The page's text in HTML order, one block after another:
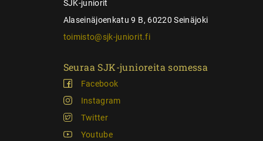
SJK-juniorit
Alaseinäjoenkatu 9 B, 60220 Seinäjoki
toimisto@sjk-juniorit.fi
Seuraa SJK-junioreita somessa
Facebook
Instagram
Twitter
Youtube